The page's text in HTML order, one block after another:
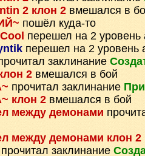
2 клон 2 вмешался в
пошёл куда-то
перешел на 2 уровень
перешел на 2 уровень
заклинание
2 вмешался в бой
прочитал заклинание
клон 2 вмешался в бой
между демонами
между демонами клон 2
прочитал заклинание